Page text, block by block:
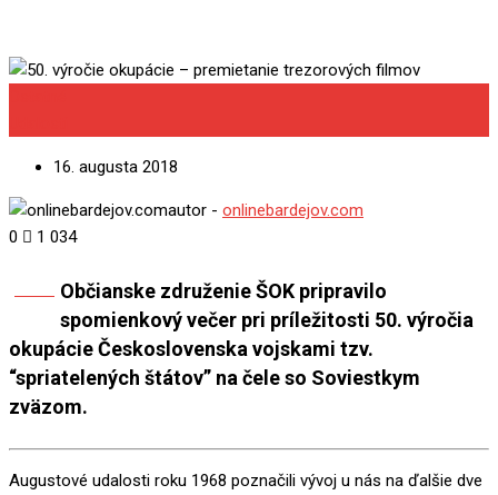
16. augusta 2018
autor - onlinebardejov.com
0
1 034
Občianske združenie ŠOK pripravilo
spomienkový večer pri príležitosti 50. výročia
okupácie Československa vojskami tzv.
“spriatelených štátov” na čele so Soviestkym
zväzom.
Augustové udalosti roku 1968 poznačili vývoj u nás na ďalšie dve